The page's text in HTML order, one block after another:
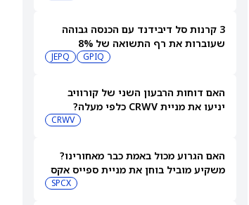
3 קרנות סל דיבידנד עם הכנסה גבוהה
שעוברות את רף התשואה של 8%
GPIQ
JEPQ
האם דוחות הרבעון השני של קורוויב
יניעו את מניית CRWV כלפי מעלה?
CRWV
האם הגרוע מכול באמת כבר מאחורינו?
משקיע מוביל בוחן את מניית ספייס אקס
SPCX